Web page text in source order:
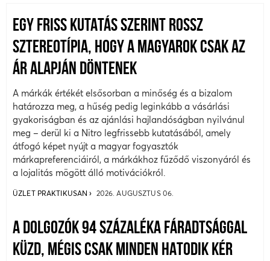
EGY FRISS KUTATÁS SZERINT ROSSZ
SZTEREOTÍPIA, HOGY A MAGYAROK CSAK AZ
ÁR ALAPJÁN DÖNTENEK
A márkák értékét elsősorban a minőség és a bizalom
határozza meg, a hűség pedig leginkább a vásárlási
gyakoriságban és az ajánlási hajlandóságban nyilvánul
meg – derül ki a Nitro legfrissebb kutatásából, amely
átfogó képet nyújt a magyar fogyasztók
márkapreferenciáiról, a márkákhoz fűződő viszonyáról és
a lojalitás mögött álló motivációkról.
ÜZLET PRAKTIKUSAN 2026. AUGUSZTUS 06.
A DOLGOZÓK 94 SZÁZALÉKA FÁRADTSÁGGAL
KÜZD, MÉGIS CSAK MINDEN HATODIK KÉR